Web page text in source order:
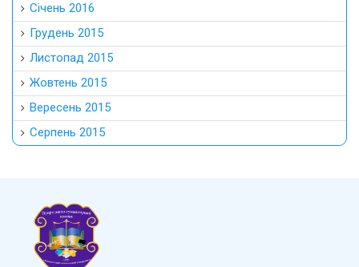
Січень 2016
Грудень 2015
Листопад 2015
Жовтень 2015
Вересень 2015
Серпень 2015